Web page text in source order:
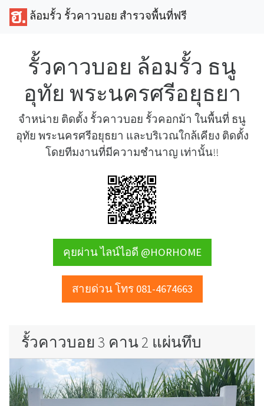
ล้อมรั้ว รั้วคาวบอย สำรวจพื้นที่ฟรี
รั้วคาวบอย ล้อมรั้ว ธนู
อุทัย พระนครศรีอยุธยา
จำหน่าย ติดตั้ง รั้วคาวบอย รั้วคอกม้า ในพื้นที่ ธนู
อุทัย พระนครศรีอยุธยา และบริเวณใกล้เคียง ติดตั้ง
โดยทีมงานที่มีความชำนาญ เท่านั้น!!
คุยผ่าน ไลน์ไอดี @HORHOME
สายด่วน โทร 081-4674663
รั้วคาวบอย 3 คาน 2 แผ่นทึบ